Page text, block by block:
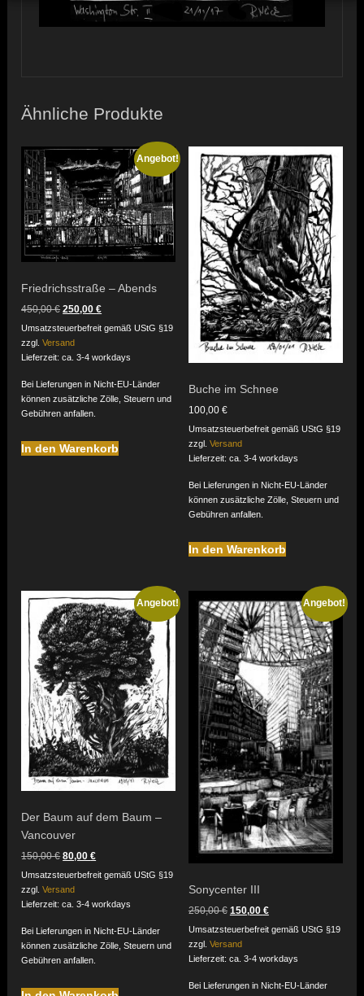
Ähnliche Produkte
Angebot!
Friedrichsstraße – Abends
450,00€ Ursprünglicher
war:
450,00 €
250,00€Aktueller
ist:
Umsatzsteuerbefreit gemäß UStG §19
zzgl.Versand
Lieferzeit: ca. 3-4 workdays
Bei Lieferungen in Nicht-EU-Länder
können zusätzliche Zölle, Steuern und
Gebühren anfallen.
In den Warenkorb
Buche im Schnee
100,00 €
Umsatzsteuerbefreit gemäß UStG §19
zzgl. Versand
Lieferzeit: ca. 3-4 workdays
Bei Lieferungen in Nicht-EU-Länder
können zusätzliche Zölle, Steuern und
Gebühren anfallen.
In den Warenkorb
Angebot!
Der Baum auf dem Baum –
Vancouver
150,00€ Ursprünglicher
war:
150,00 €
80,00€Aktueller
ist:
Umsatzsteuerbefreit gemäß UStG §19
zzgl.Versand
Lieferzeit: ca. 3-4 workdays
Bei Lieferungen in Nicht-EU-Länder
können zusätzliche Zölle, Steuern und
Gebühren anfallen.
Angebot!
Sonycenter III
250,00€ Ursprünglicher
war:
250,00 €
150,00 €Aktueller
ist:
Umsatzsteuerbefreit gemäß UStG §19
zzgl. Versand
Lieferzeit: ca. 3-4 workdays
Bei Lieferungen in Nicht-EU-Länder